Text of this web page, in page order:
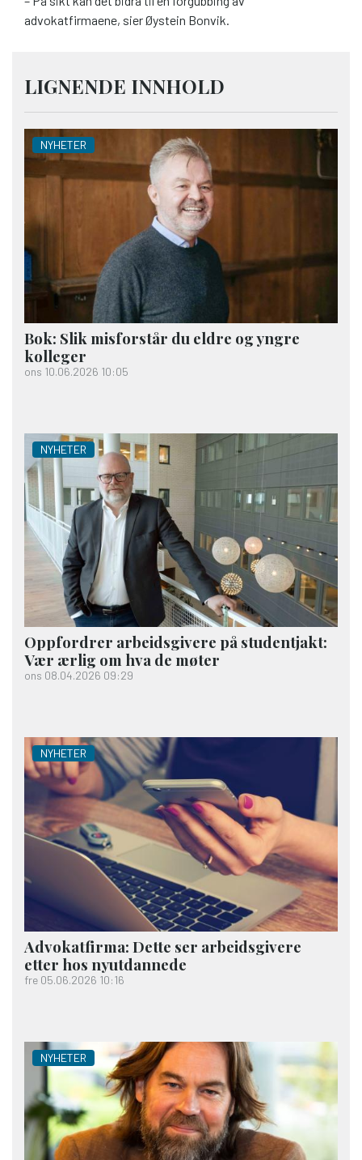
advokatfirmaene, sier Øystein Bonvik.
LIGNENDE INNHOLD
NYHETER
Bok: Slik misforstår du eldre og yngre
kolleger
ons 10.06.2026 10:05
NYHETER
Oppfordrer arbeidsgivere på studentjakt:
Vær ærlig om hva de møter
ons 08.04.2026 09:29
NYHETER
Advokatfirma: Dette ser arbeidsgivere
etter hos nyutdannede
fre 05.06.2026 10:16
NYHETER